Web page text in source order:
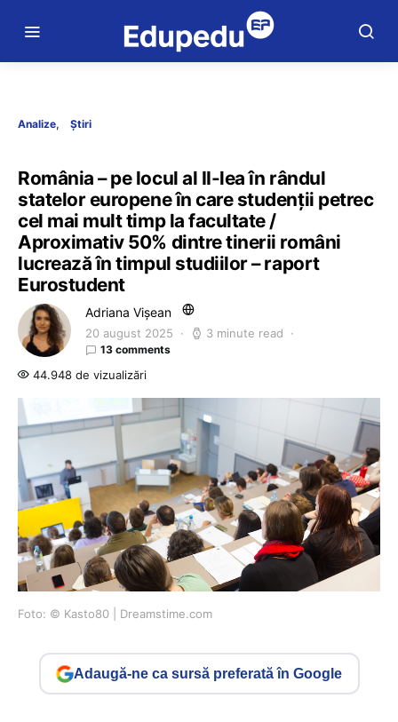
Analize Știri
România – pe locul al II-lea în rândul
statelor europene în care studenții petrec
cel mai mult timp la facultate /
Aproximativ 50% dintre tinerii români
lucrează în timpul studiilor – raport
Eurostudent
Adriana Vișean
20 august 2025 3 minute read
13 comments
44.948 de vizualizări
Foto: © Kasto80 | Dreamstime.com
Adaugă-ne ca sursă preferată în Google